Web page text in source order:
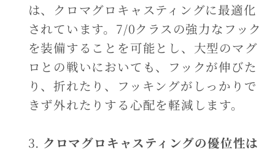
は、クロマグロキャスティングに最適化
されています。7/0クラスの強力なフック
を装備することを可能とし、大型のマグ
ロとの戦いにおいても、フックが伸びた
り、折れたり、フッキングがしっかりで
きず外れたりする心配を軽減します。
クロマグロキャスティングの優位性は